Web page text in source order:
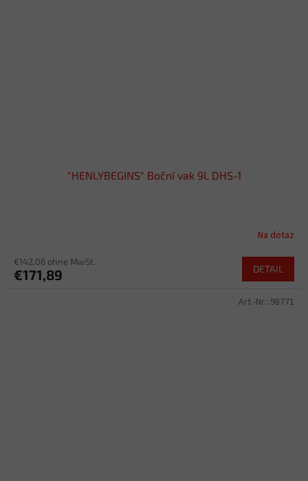
"HENLYBEGINS" Boční vak 9L DHS-1
Na dotaz
€142,06 ohne MwSt.
€171,89 DETAIL
Art.-Nr.: 98771